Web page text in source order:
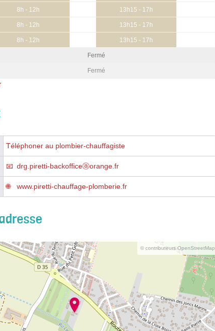
8h - 12h 13h15 - 17h
8h - 12h 13h15 - 17h
8h - 12h 13h15 - 17h
Fermé
Fermé
Téléphoner au plombier-chauffagiste
drg.piretti-backofficeⓐorange.fr
www.piretti-chauffage-plomberie.fr
© contributeurs OpenStreetMap